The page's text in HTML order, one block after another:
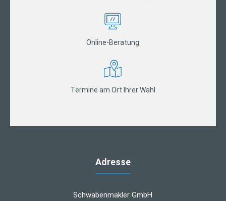
Online-Beratung
Termine am Ort Ihrer Wahl
Adresse
Schwabenmakler GmbH